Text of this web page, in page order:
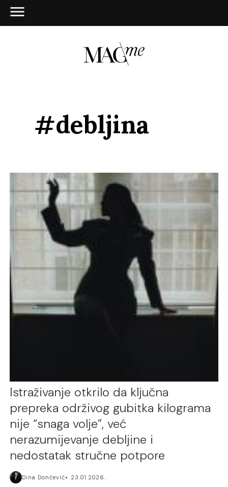
#debljina
Istraživanje otkrilo da ključna
prepreka održivog gubitka kilograma
nije “snaga volje”, već
nerazumijevanje debljine i
nedostatak stručne potpore
Dina Dončević 23.01.2026.